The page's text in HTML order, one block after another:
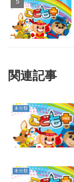
関連記事
未分類
未分類